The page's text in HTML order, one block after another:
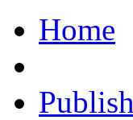
Home